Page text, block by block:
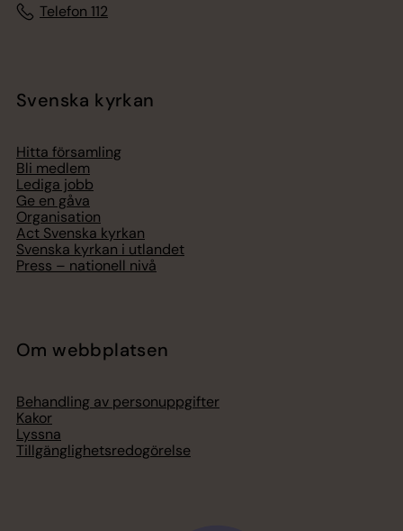
Telefon 112
Svenska kyrkan
Hitta församling
Bli medlem
Lediga jobb
Ge en gåva
Organisation
Act Svenska kyrkan
Svenska kyrkan i utlandet
Press – nationell nivå
Om webbplatsen
Behandling av personuppgifter
Kakor
Lyssna
Tillgänglighetsredogörelse